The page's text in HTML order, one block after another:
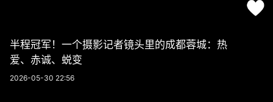
半程冠军！一个摄影记者镜头里的成都蓉城：热
爱、赤诚、蜕变
2026-05-30 22:56